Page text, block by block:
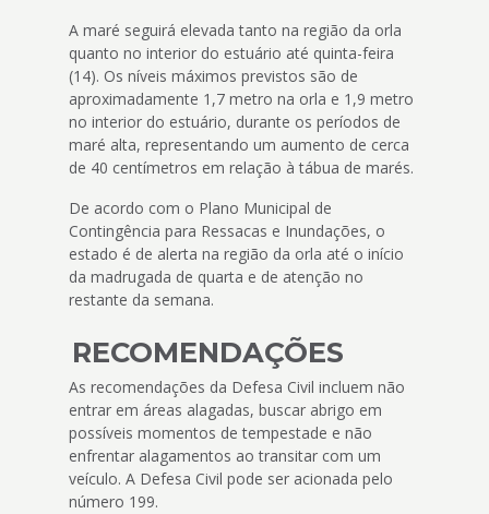
A maré seguirá elevada tanto na região da orla
quanto no interior do estuário até quinta-feira
(14). Os níveis máximos previstos são de
aproximadamente 1,7 metro na orla e 1,9 metro
no interior do estuário, durante os períodos de
maré alta, representando um aumento de cerca
de 40 centímetros em relação à tábua de marés.
De acordo com o Plano Municipal de
Contingência para Ressacas e Inundações, o
estado é de alerta na região da orla até o início
da madrugada de quarta e de atenção no
restante da semana.
RECOMENDAÇÕES
As recomendações da Defesa Civil incluem não
entrar em áreas alagadas, buscar abrigo em
possíveis momentos de tempestade e não
enfrentar alagamentos ao transitar com um
veículo. A Defesa Civil pode ser acionada pelo
número 199.